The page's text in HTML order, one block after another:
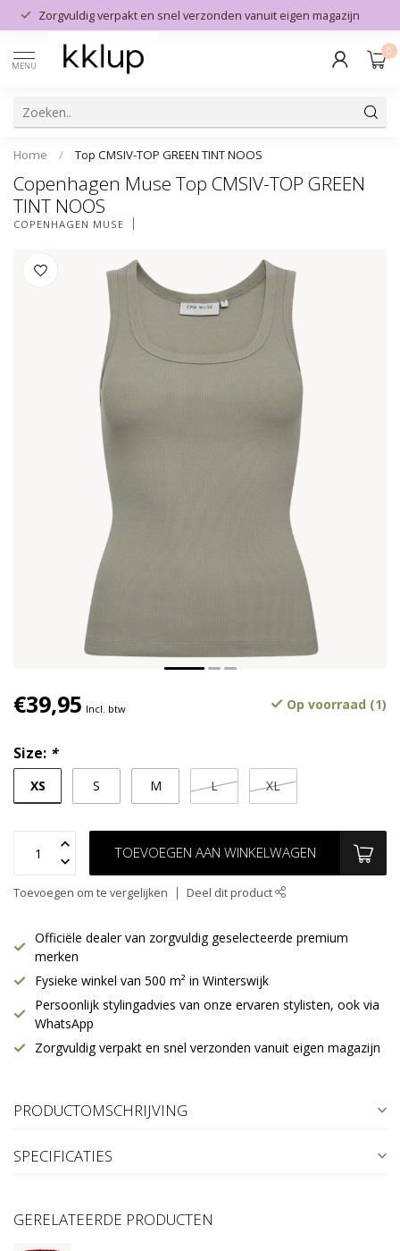
Zorgvuldig verpakt en snel verzonden vanuit eigen magazijn
MENU
0
Home / Top CMSIV-TOP GREEN TINT NOOS
Copenhagen Muse Top CMSIV-TOP GREEN
TINT NOOS
COPENHAGEN MUSE
€39,95 Incl. btw Op voorraad (1)
Size: *
XS S M L XL
TOEVOEGEN AAN WINKELWAGEN
Toevoegen om te vergelijken Deel dit product
Officiële dealer van zorgvuldig geselecteerde premium
merken
Fysieke winkel van 500 m² in Winterswijk
Persoonlijk stylingadvies van onze ervaren stylisten, ook via
WhatsApp
Zorgvuldig verpakt en snel verzonden vanuit eigen magazijn
PRODUCTOMSCHRIJVING
SPECIFICATIES
GERELATEERDE PRODUCTEN